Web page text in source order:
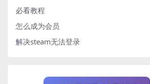
必看教程
怎么成为会员
解决steam无法登录